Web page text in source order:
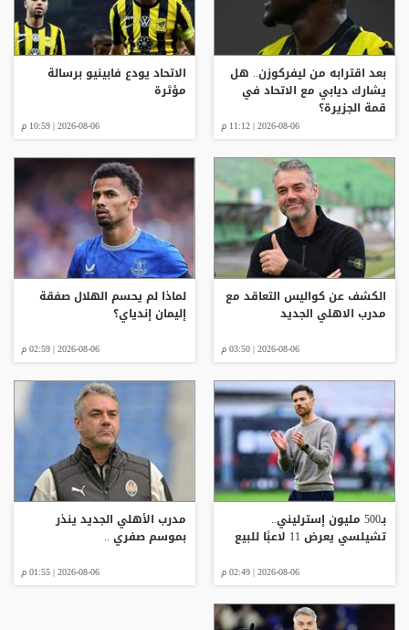
بعد اقترابه من ليفركوزن.. هل
يشارك ديابي مع الاتحاد في
قمة الجزيرة؟
2026-08-06 | 11:12 م
الاتحاد يودع فابينيو برسالة
مؤثرة
2026-08-06 | 10:59 م
الكشف عن كواليس التعاقد مع
مدرب الاهلي الجديد
2026-08-06 | 03:50 م
لماذا لم يحسم الهلال صفقة
إليمان إندياي؟
2026-08-06 | 02:59 م
بـ500 مليون إسترليني..
تشيلسي يعرض 11 لاعبًا للبيع
2026-08-06 | 02:49 م
مدرب الأهلي الجديد ينذر
بموسم صفري ..
2026-08-06 | 01:55 م